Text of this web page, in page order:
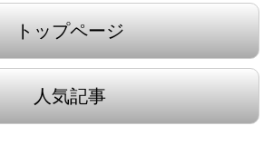
トップページ
人気記事